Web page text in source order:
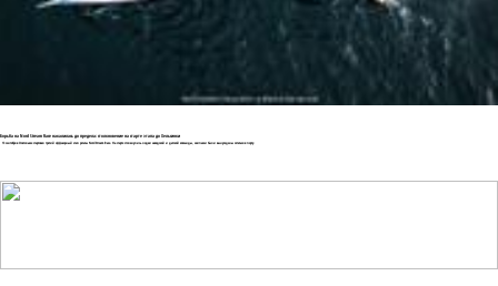
Борьба на Nord Stream Race накалилась до предела: столкновение на старте этапа до Хельсинки
13 сентября в Стокгольме стартовал третий оффшорный этап регаты Nord Stream Race. На старте столкнулись лодки шведской и датской команды, экипажи были вынуждены остаться в порту.